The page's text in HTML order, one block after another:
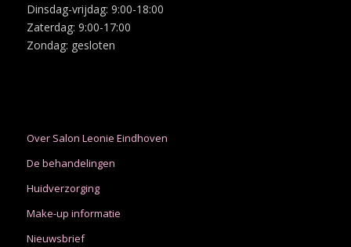
Dinsdag-vrijdag: 9:00-18:00
Zaterdag: 9:00-17:00
Zondag: gesloten
Over Salon Leonie Eindhoven
De behandelingen
Huidverzorging
Make-up informatie
Nieuwsbrief